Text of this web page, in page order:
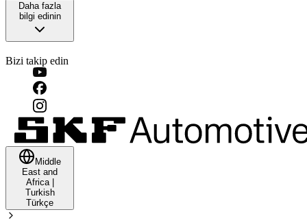
Daha fazla
bilgi edinin
Bizi takip edin
Middle
East and
Africa|
Turkish
Türkçe